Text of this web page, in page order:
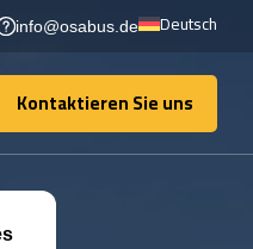
info@osabus.de Deutsch
Kontaktieren Sie uns
Kontaktieren Sie uns